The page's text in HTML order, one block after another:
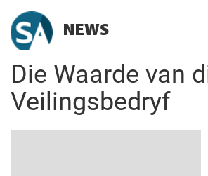
NEWS
Die Waarde van
Veilingsbedryf